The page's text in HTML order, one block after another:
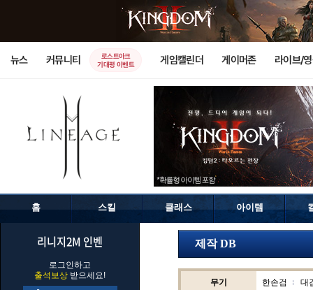
뉴스 커뮤니티
로스트아크
기대평 이벤트
게임캘린더 게이머존 라이브/
홈 스킬 클래스 아이템
리니지2M 인벤
로그인하고
출석보상 받으세요!
제작 DB
무기 한손검 대